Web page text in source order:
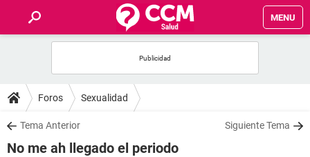
MENU
FOROS
SALUD
Foros Sexualidad
Tema Anterior Siguiente Tema
No me ah llegado el periodo